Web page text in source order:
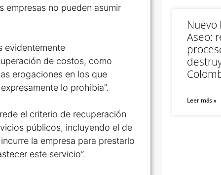
empresas no pueden asumir
evidentemente
de costos, como
erogaciones en los que
lo prohibía”.
el criterio de recuperación
públicos, incluyendo el de
la empresa para prestarlo
este servicio”.
Nuevo
Aseo:
Leer más »